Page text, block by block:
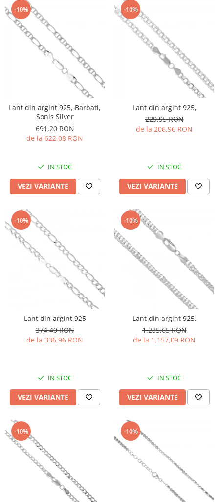
-10%
Lant din argint 925, Barbati,
Sonis Silver
691,20 RON
de la 622,08 RON
IN STOC
VEZI VARIANTE
-10%
Lant din argint 925,
229,95 RON
de la 206,96 RON
IN STOC
VEZI VARIANTE
-10%
Lant din argint 925
374,40 RON
de la 336,96 RON
IN STOC
VEZI VARIANTE
-10%
Lant din argint 925,
1.285,65 RON
de la 1.157,09 RON
IN STOC
VEZI VARIANTE
-10% -10%